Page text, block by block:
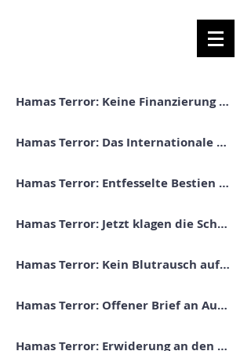
Hamas Terror: Keine Finanzierung aus Deutschland
Hamas Terror: Das Internationale Rote Kreuz versagt
Hamas Terror: Entfesselte Bestien gegen Kinder
Hamas Terror: Jetzt klagen die Schweiger wieder
Hamas Terror: Kein Blutrausch auf Deutschlands Straßen
Hamas Terror: Offener Brief an Außenministerin Annalena Baerbock
Hamas Terror: Erwiderung an den Zentralrat der Muslime in Deutschland